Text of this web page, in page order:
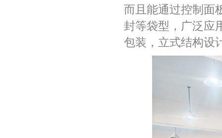
而且能通过控制面
封等袋型，广泛应
包装，立式结构设